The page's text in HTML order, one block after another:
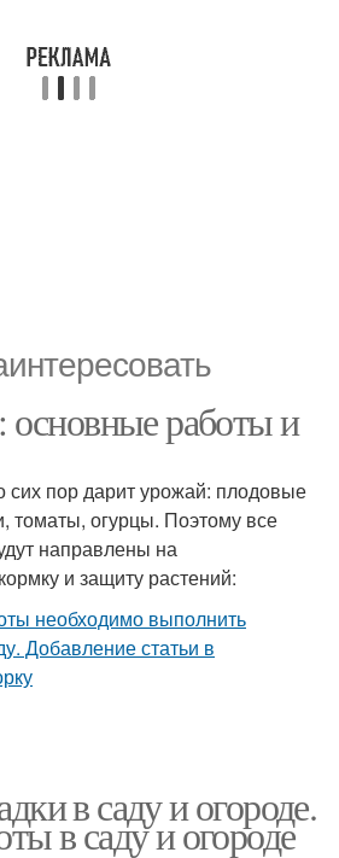
основные работы и
сих пор дарит урожай: плодовые
томаты, огурцы. Поэтому все
направлены на
и защиту растений:
в саду и огороде.
в саду и огороде